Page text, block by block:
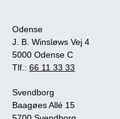
Odense
J. B. Winsløws Vej 4
5000 Odense C
Tlf.: 66 11 33 33
Svendborg
Baagøes Allé 15